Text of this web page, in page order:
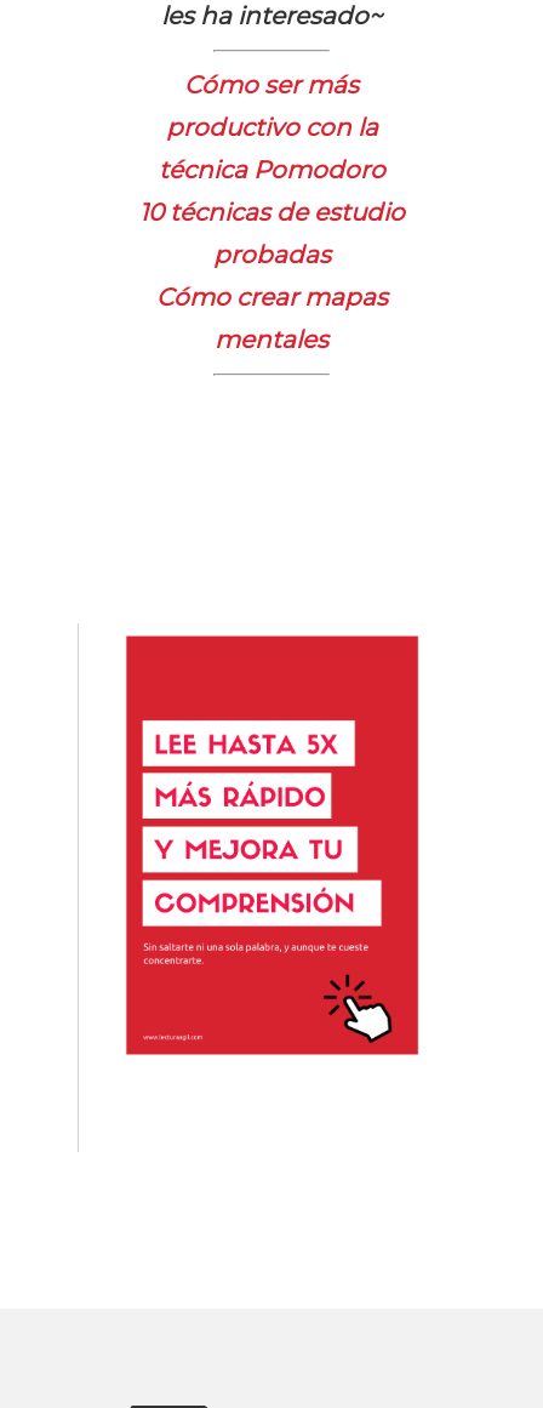
les ha interesado~
Cómo ser más
productivo con la
técnica Pomodoro
10 técnicas de estudio
probadas
Cómo crear mapas
mentales